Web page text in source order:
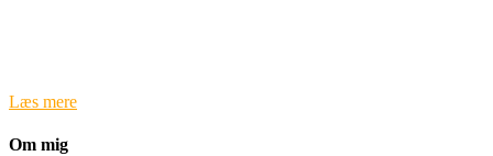
Læs mere
Om mig